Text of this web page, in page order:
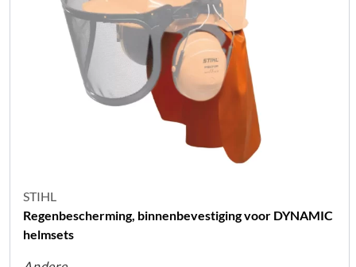
STIHL
Regenbescherming, binnenbevestiging voor DYNAMIC
helmsets